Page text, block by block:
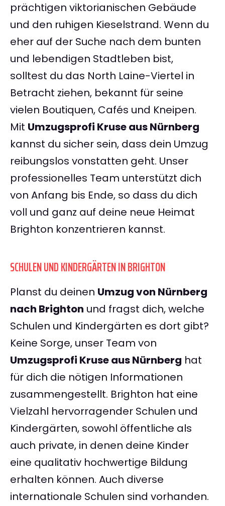
prächtigen viktorianischen Gebäude
und den ruhigen Kieselstrand. Wenn du
eher auf der Suche nach dem bunten
und lebendigen Stadtleben bist,
solltest du das North Laine-Viertel in
Betracht ziehen, bekannt für seine
vielen Boutiquen, Cafés und Kneipen.
Mit Umzugsprofi Kruse aus Nürnberg
kannst du sicher sein, dass dein Umzug
reibungslos vonstatten geht. Unser
professionelles Team unterstützt dich
von Anfang bis Ende, so dass du dich
voll und ganz auf deine neue Heimat
Brighton konzentrieren kannst.
SCHULEN UND KINDERGÄRTEN IN BRIGHTON
Planst du deinen Umzug von Nürnberg
nach Brighton und fragst dich, welche
Schulen und Kindergärten es dort gibt?
Keine Sorge, unser Team von
Umzugsprofi Kruse aus Nürnberg hat
für dich die nötigen Informationen
zusammengestellt. Brighton hat eine
Vielzahl hervorragender Schulen und
Kindergärten, sowohl öffentliche als
auch private, in denen deine Kinder
eine qualitativ hochwertige Bildung
erhalten können. Auch diverse
internationale Schulen sind vorhanden.